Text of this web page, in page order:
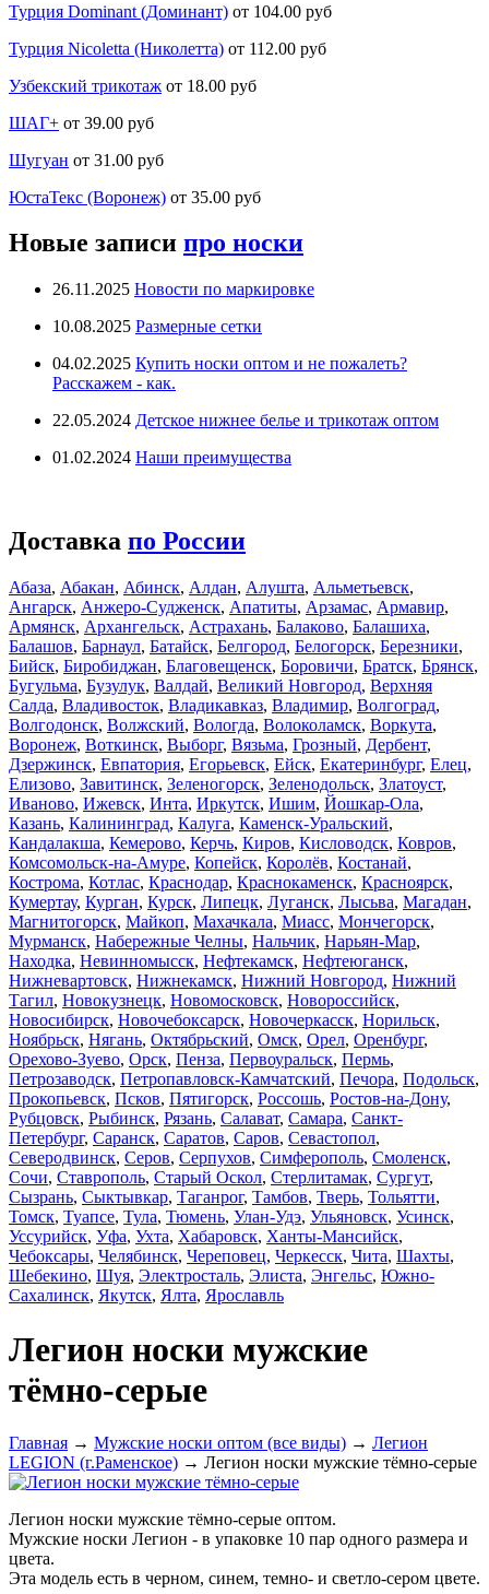
Турция Dominant (Доминант) от 104.00 руб
Турция Nicoletta (Николетта) от 112.00 руб
Узбекский трикотаж от 18.00 руб
ШАГ+ от 39.00 руб
Шугуан от 31.00 руб
ЮстаТекс (Воронеж) от 35.00 руб
Новые записи про носки
26.11.2025 Новости по маркировке
10.08.2025 Размерные сетки
04.02.2025 Купить носки оптом и не пожалеть?
Расскажем - как.
22.05.2024 Детское нижнее белье и трикотаж оптом
01.02.2024 Наши преимущества
Доставка по России
Абаза, Абакан, Абинск, Алдан, Алушта, Альметьевск,
Ангарск, Анжеро-Судженск, Апатиты, Арзамас, Армавир,
Армянск, Архангельск, Астрахань, Балаково, Балашиха,
Балашов, Барнаул, Батайск, Белгород, Белогорск, Березники,
Бийск, Биробиджан, Благовещенск, Боровичи, Братск, Брянск,
Бугульма, Бузулук, Валдай, Великий Новгород, Верхняя
Салда, Владивосток, Владикавказ, Владимир, Волгоград,
Волгодонск, Волжский, Вологда, Волоколамск, Воркута,
Воронеж, Воткинск, Выборг, Вязьма, Грозный, Дербент,
Дзержинск, Евпатория, Егорьевск, Ейск, Екатеринбург, Елец,
Елизово, Завитинск, Зеленогорск, Зеленодольск, Златоуст,
Иваново, Ижевск, Инта, Иркутск, Ишим, Йошкар-Ола,
Казань, Калининград, Калуга, Каменск-Уральский,
Кандалакша, Кемерово, Керчь, Киров, Кисловодск, Ковров,
Комсомольск-на-Амуре, Копейск, Королёв, Костанай,
Кострома, Котлас, Краснодар, Краснокаменск, Красноярск,
Кумертау, Курган, Курск, Липецк, Луганск, Лысьва, Магадан,
Магнитогорск, Майкоп, Махачкала, Миасс, Мончегорск,
Мурманск, Набережные Челны, Нальчик, Нарьян-Мар,
Находка, Невинномысск, Нефтекамск, Нефтеюганск,
Нижневартовск, Нижнекамск, Нижний Новгород, Нижний
Тагил, Новокузнецк, Новомосковск, Новороссийск,
Новосибирск, Новочебоксарск, Новочеркасск, Норильск,
Ноябрьск, Нягань, Октябрьский, Омск, Орел, Оренбург,
Орехово-Зуево, Орск, Пенза, Первоуральск, Пермь,
Петрозаводск, Петропавловск-Камчатский, Печора, Подольск,
Прокопьевск, Псков, Пятигорск, Россошь, Ростов-на-Дону,
Рубцовск, Рыбинск, Рязань, Салават, Самара, Санкт-
Петербург, Саранск, Саратов, Саров, Севастопол,
Северодвинск, Серов, Серпухов, Симферополь, Смоленск,
Сочи, Ставрополь, Старый Оскол, Стерлитамак, Сургут,
Сызрань, Сыктывкар, Таганрог, Тамбов, Тверь, Тольятти,
Томск, Туапсе, Тула, Тюмень, Улан-Удэ, Ульяновск, Усинск,
Уссурийск, Уфа, Ухта, Хабаровск, Ханты-Мансийск,
Чебоксары, Челябинск, Череповец, Черкесск, Чита, Шахты,
Шебекино, Шуя, Электросталь, Элиста, Энгельс, Южно-
Сахалинск, Якутск, Ялта, Ярославль
Легион носки мужские
тёмно-серые
Главная → Мужские носки оптом (все виды) → Легион
LEGION (г.Раменское) → Легион носки мужские тёмно-серые
Легион носки мужские тёмно-серые оптом.
Мужские носки Легион - в упаковке 10 пар одного размера и
цвета.
Эта модель есть в черном, синем, темно- и светло-сером цвете.